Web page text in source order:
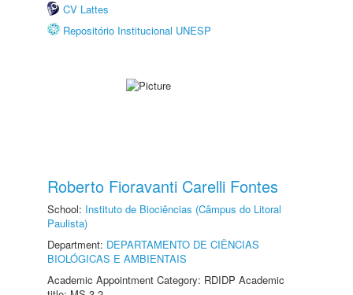
CV Lattes
Repositório Institucional UNESP
Roberto Fioravanti Carelli Fontes
School: Instituto de Biociências (Câmpus do Litoral
Paulista)
Department: DEPARTAMENTO DE CIÊNCIAS
BIOLÓGICAS E AMBIENTAIS
Academic Appointment Category: RDIDP Academic